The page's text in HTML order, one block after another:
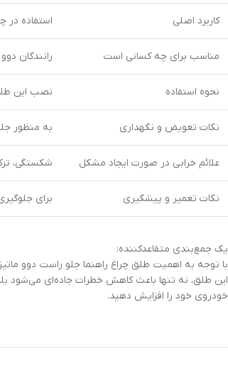
کاربرد اصلی استفاده در
مناسب برای چه کسانی است رانندگان
نحوه استفاده نصب این
نکات تعویض و نگهداری به منظور
علائم خرابی در صورت ایجاد مشکل شکستگی،
نکات تعمیر و پیشگیری برای
یک جمع‌بندی متقاعدکننده:
با توجه به اهمیت طلق چراغ راهنما جلو راست دوو
این طلق، نه تنها باعث کاهش خطرات جاده‌ای می‌شود
خودروی خود را افزایش دهید.